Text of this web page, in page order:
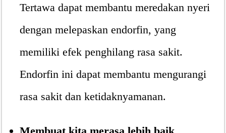
Tertawa dapat membantu meredakan nyeri
dengan melepaskan endorfin, yang
memiliki efek penghilang rasa sakit.
Endorfin ini dapat membantu mengurangi
rasa sakit dan ketidaknyamanan.